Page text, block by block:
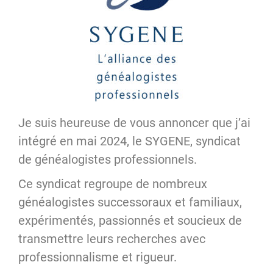
Je suis heureuse de vous annoncer que j’ai
intégré en mai 2024, le SYGENE, syndicat
de généalogistes professionnels.
Ce syndicat regroupe de nombreux
généalogistes successoraux et familiaux,
expérimentés, passionnés et soucieux de
transmettre leurs recherches avec
professionnalisme et rigueur.